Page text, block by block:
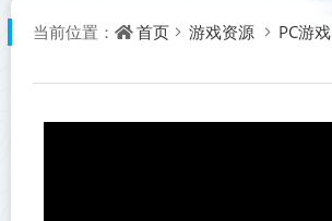
当前位置： 首页 游戏资源 PC游戏